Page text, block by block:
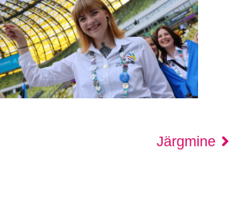
Järgmine